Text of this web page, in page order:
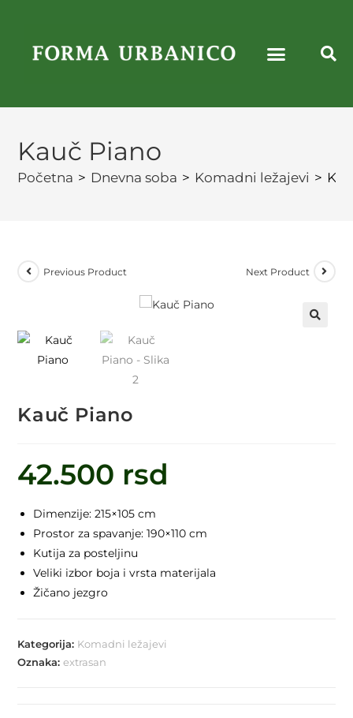
Kauč Piano
Početna > Dnevna soba > Komadni ležajevi >
Previous Product Next Product
Kauč Piano
42.500 rsd
Dimenzije: 215×105 cm
Prostor za spavanje: 190×110 cm
Kutija za posteljinu
Veliki izbor boja i vrsta materijala
Žičano jezgro
Kategorija: Komadni ležajevi
Oznaka:extrasan